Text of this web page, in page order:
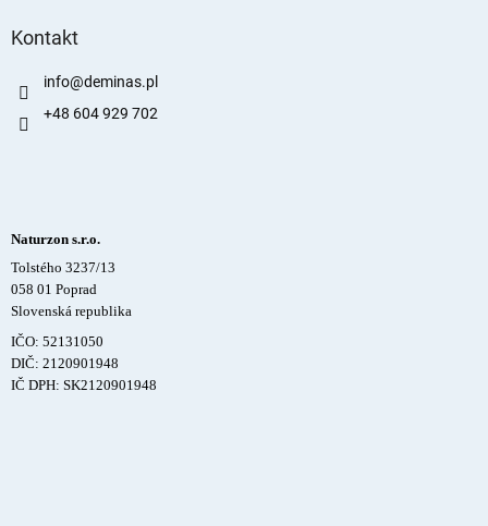
Kontakt
info@deminas.pl
+48 604 929 702
Naturzon s.r.o.
Tolstého 3237/13
058 01 Poprad
Slovenská republika
IČO: 52131050
DIČ: 2120901948
IČ DPH: SK2120901948